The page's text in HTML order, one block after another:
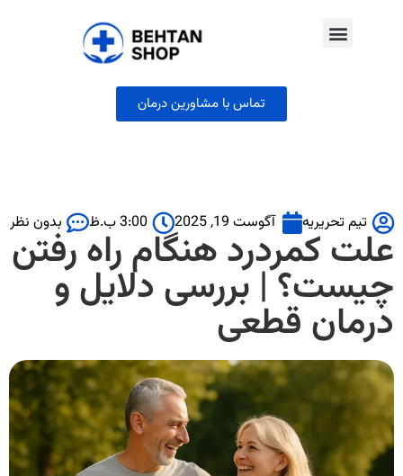
تماس با مشاورین درمان
تیم تحریریه آگوست 19, 2025 3:00 ب.ظ بدون نظر
علت کمردرد هنگام راه رفتن
چیست؟ | بررسی دلایل و
درمان قطعی